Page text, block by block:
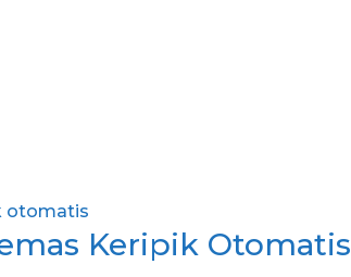
Keripik Otomatis